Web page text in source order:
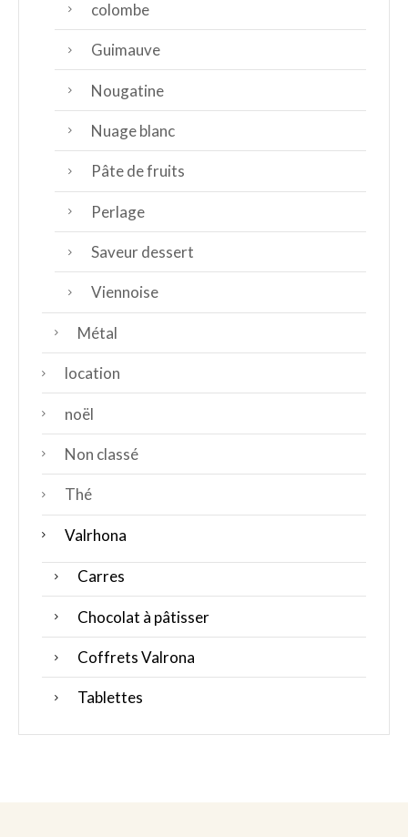
colombe
Guimauve
Nougatine
Nuage blanc
Pâte de fruits
Perlage
Saveur dessert
Viennoise
Métal
location
noël
Non classé
Thé
Valrhona
Carres
Chocolat à pâtisser
Coffrets Valrona
Tablettes